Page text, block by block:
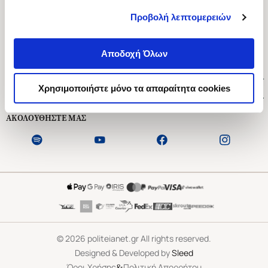
Προβολή λεπτομερειών
Αποδοχή Όλων
Χρησιμοποιήστε μόνο τα απαραίτητα cookies
Ασκληπιού 1-3, Αθήνα 106 79
Δευτέρα - Παρασκευή 09:00-21:00
Εξυπηρέτηση Πελατών
ΑΚΟΛΟΥΘΗΣΤΕ ΜΑΣ
©2026 politeianet.gr All rights reserved.
Designed & Developed bySleed